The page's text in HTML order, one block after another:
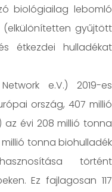
biológiailag lebomló
(elkülönítetten gyűjtött
étkezdei hulladékat
e.V.) 2019-es
ország, 407 millió
az évi 208 millió tonna
tonna biohulladék
történt
Ez fajlagosan 117